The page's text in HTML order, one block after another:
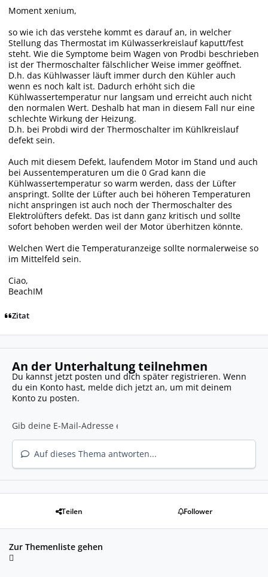
Moment xenium,
so wie ich das verstehe kommt es darauf an, in welcher
Stellung das Thermostat im Külwasserkreislauf kaputt/fest
steht. Wie die Symptome beim Wagen von Prodbi beschrieben
ist der Thermoschalter fälschlicher Weise immer geöffnet.
D.h. das Kühlwasser läuft immer durch den Kühler auch
wenn es noch kalt ist. Dadurch erhöht sich die
Kühlwassertemperatur nur langsam und erreicht auch nicht
den normalen Wert. Deshalb hat man in diesem Fall nur eine
schlechte Wirkung der Heizung.
D.h. bei Probdi wird der Thermoschalter im Kühlkreislauf
defekt sein.
Auch mit diesem Defekt, laufendem Motor im Stand und auch
bei Aussentemperaturen um die 0 Grad kann die
Kühlwassertemperatur so warm werden, dass der Lüfter
anspringt. Sollte der Lüfter auch bei höheren Temperaturen
nicht anspringen ist auch noch der Thermoschalter des
Elektrolüfters defekt. Das ist dann ganz kritisch und sollte
sofort behoben werden weil der Motor überhitzen könnte.
Welchen Wert die Temperaturanzeige sollte normalerweise so
im Mittelfeld sein.
Ciao,
BeachIM
Zitat
An der Unterhaltung teilnehmen
Du kannst jetzt posten und dich später registrieren. Wenn
du ein Konto hast, melde dich jetzt an, um mit deinem
Konto zu posten.
Auf dieses Thema antworten...
Teilen Follower
Zur Themenliste gehen